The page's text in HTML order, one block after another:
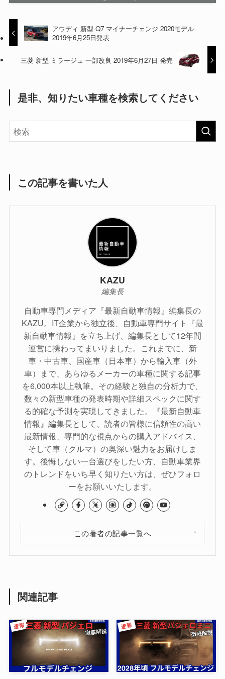
アウディ 新型 Q7 マイナーチェンジ 2020モデル
2019年6月25日発表
三菱 新型 ミラージュ 一部改良 2019年6月27日 発売
是非、知りたい車種を検索してください
この記事を書いた人
KAZU
編集長
自動車専門メディア『最新自動車情報』編集長の
KAZU。IT企業から独立後、自動車専門サイト『最
新自動車情報』を立ち上げ、編集長として12年間
運営に携わってまいりました。これまでに、新
車・中古車、国産車（日本車）から輸入車（外
車）まで、あらゆるメーカーの車種に関する記事
を6,000本以上執筆。その経験と独自の分析力で、
数々の新型車種の発表時期や詳細スペックに関す
る的確な予測を実現してきました。『最新自動車
情報』編集長として、読者の皆様に信頼性の高い
最新情報、専門的な視点からの購入アドバイス、
そして車（クルマ）の奥深い魅力をお届けしま
す。後悔しない一台選びをしたい方、自動車業界
のトレンドをいち早く知りたい方は、ぜひフォロ
ーをお願いいたします。
この著者の記事一覧へ
関連記事